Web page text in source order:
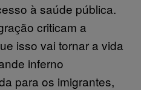
à saúde pública.
criticam a
isso vai tornar a vida
inferno
para os imigrantes,